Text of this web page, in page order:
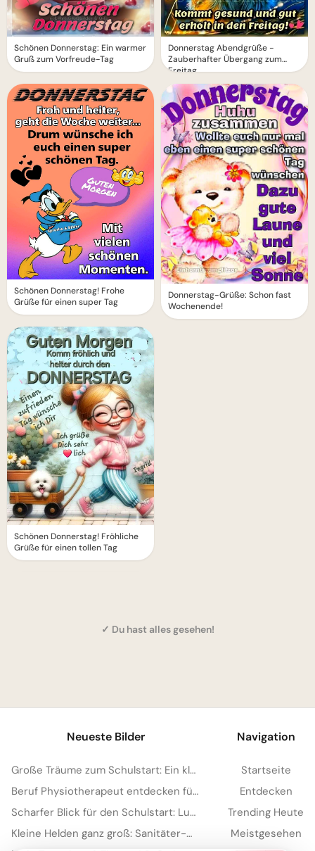
Schönen Donnerstag: Ein warmer
Gruß zum Vorfreude-Tag
Schönen Donnerstag! Frohe
Grüße für einen super Tag
Schönen Donnerstag! Fröhliche
Grüße für einen tollen Tag
Donnerstag Abendgrüße -
Zauberhafter Übergang zum
Freitag
Donnerstag-Grüße: Schon fast
Wochenende!
✓ Du hast alles gesehen!
Neueste Bilder
Große Träume zum Schulstart: Ein kleiner Feuerwehrmann für YouTube
Beruf Physiotherapeut entdecken für YouTube: Eine spannende Lektion
Scharfer Blick für den Schulstart: Lustige Bilder für WhatsApp
Kleine Helden ganz groß: Sanitäter-Motivation für WhatsApp zum neuen Schuljahr
Navigation
Startseite
Entdecken
Trending Heute
Meistgesehen